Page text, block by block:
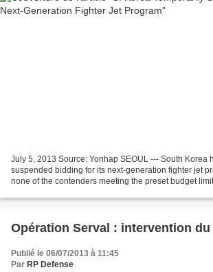
July 5, 2013 Source: Yonhap SEOUL --- South Korea
suspended bidding for its next-generation fighter jet
none of the contenders meeting the preset budget
Opération Serval : intervention
Publié le 06/07/2013 à 11:45
Par RP Defense